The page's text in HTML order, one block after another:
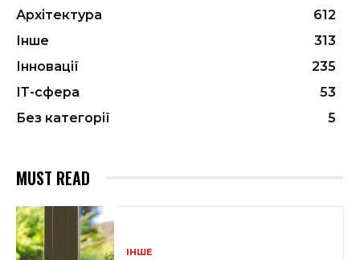
Архітектура
612
Інше
313
Інновації
235
ІТ-сфера
53
Без категорії
5
MUST READ
ІНШЕ